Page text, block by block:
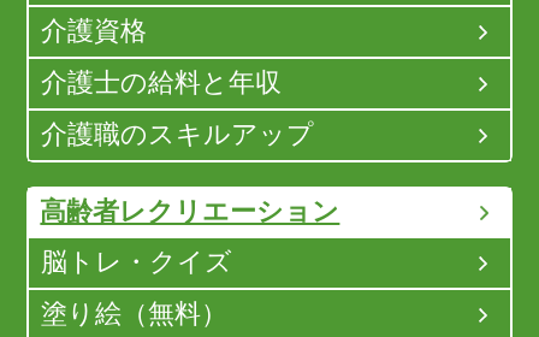
介護資格
介護士の給料と年収
介護職のスキルアップ
高齢者レクリエーション
脳トレ・クイズ
塗り絵（無料）